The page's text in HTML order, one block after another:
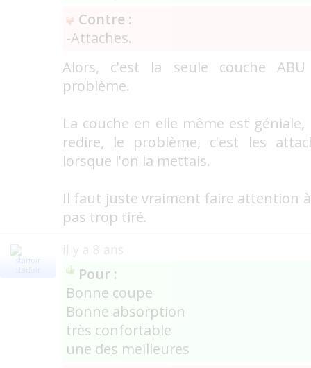
Contre :
-Attaches.
Alors, c'est la seule couche
problème.
La couche en elle même est
redire, le problème, c'est les
lorsque l'on la mettais.
Il faut juste vraiment faire attention
pas trop tiré.
starfoir
il y a 8 ans
Pour :
Bonne coupe
Bonne absorption
très confortable
une des meilleures